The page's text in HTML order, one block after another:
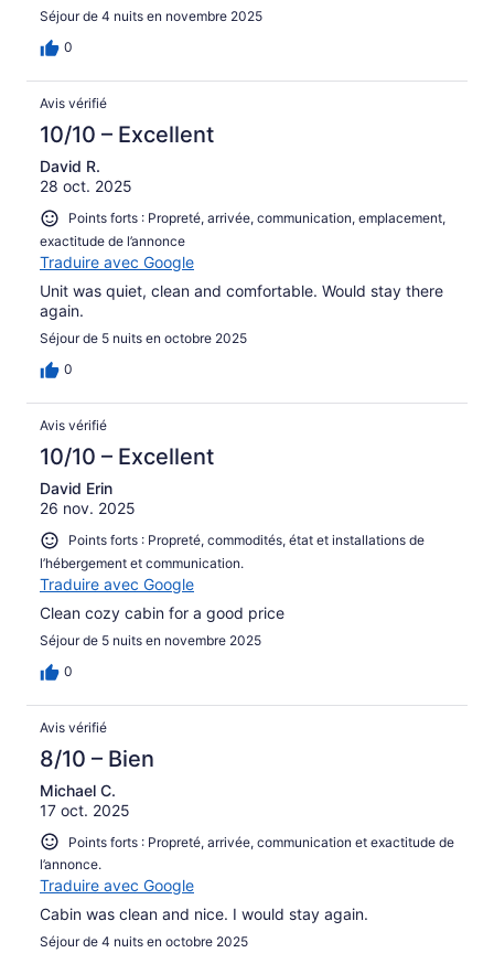
Séjour de 4 nuits en novembre 2025
0
Avis vérifié
10/10 – Excellent
David R.
28 oct. 2025
Points forts : Propreté, arrivée, communication, emplacement,
exactitude de l’annonce
Traduire avec Google
Unit was quiet, clean and comfortable. Would stay there
again.
Séjour de 5 nuits en octobre 2025
0
Avis vérifié
10/10 – Excellent
David Erin
26 nov. 2025
Points forts : Propreté, commodités, état et installations de
l’hébergement et communication.
Traduire avec Google
Clean cozy cabin for a good price
Séjour de 5 nuits en novembre 2025
0
Avis vérifié
8/10 – Bien
Michael C.
17 oct. 2025
Points forts : Propreté, arrivée, communication et exactitude de
l’annonce.
Traduire avec Google
Cabin was clean and nice. I would stay again.
Séjour de 4 nuits en octobre 2025